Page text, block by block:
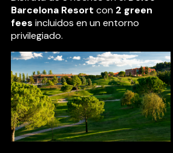
Location
Av. Golf Masia Bach, 1, 08635 Sant
Barcelona
Contact
(+34) 937 728 800
Barcelona Resort con 2 green
fees incluidos en un entorno
privilegiado.